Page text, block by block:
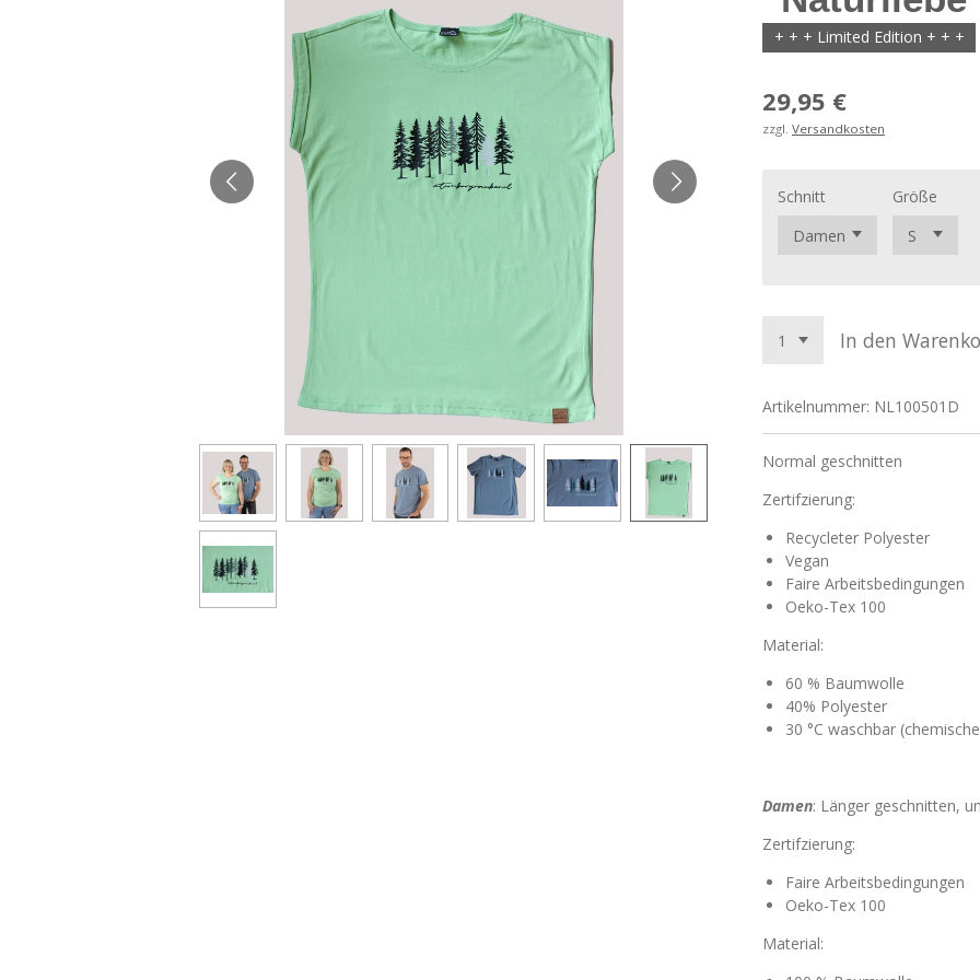
+ + + Limited Edition + + +
29,95 €
zzgl. Versandkosten
Schnitt Größe
In den
Artikelnummer: NL100501D
Normal geschnitten
Zertifzierung:
Recycleter Polyester
Vegan
Faire Arbeitsbedingungen
Oeko-Tex 100
Material:
60 % Baumwolle
40% Polyester
30 °C waschbar
Damen: Länger geschnitten,
Zertifzierung:
Faire Arbeitsbedingungen
Oeko-Tex 100
Material: